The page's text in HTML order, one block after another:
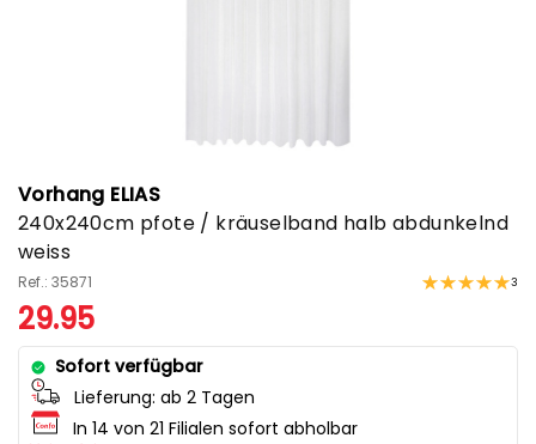
Vorhang ELIAS
240x240cm pfote / kräuselband halb abdunkelnd
weiss
Ref.: 35871 3
29.95
Sofort verfügbar
Lieferung: ab 2 Tagen
In 14 von 21 Filialen sofort abholbar